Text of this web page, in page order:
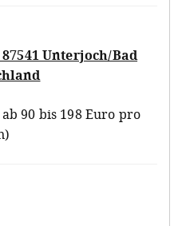
Unterjoch/Bad
90 bis 198 Euro pro